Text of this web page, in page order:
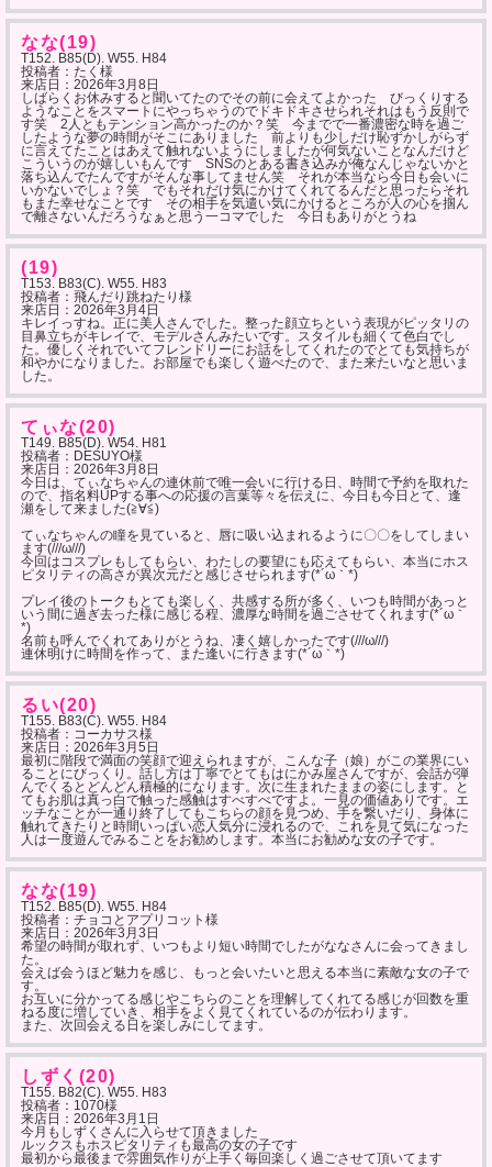
なな(19)
T152. B85(D). W55. H84
投稿者：たく様
来店日： 2026年3月8日
しばらくお休みすると聞いてたのでその前に会えてよかった びっくりする
ようなことをスマートにやっちゃうのでドキドキさせられそれはもう反則で
す笑 2人ともテンション高かったのか？笑 今までで一番濃密な時を過ご
したような夢の時間がそこにありました 前よりも少しだけ恥ずかしがらず
に言えてたことはあえて触れないようにしましたが何気ないことなんだけど
こういうのが嬉しいもんです SNSのとある書き込みが俺なんじゃないかと
落ち込んでたんですがそんな事してません笑 それが本当なら今日も会いに
いかないでしょ？笑 でもそれだけ気にかけてくれてるんだと思ったらそれ
もまた幸せなことです その相手を気遣い気にかけるところが人の心を掴ん
で離さないんだろうなぁと思う一コマでした 今日もありがとうね
(19)
T153. B83(C). W55. H83
投稿者：飛んだり跳ねたり様
来店日： 2026年3月4日
キレイっすね。正に美人さんでした。整った顔立ちという表現がピッタリの
目鼻立ちがキレイで、モデルさんみたいです。スタイルも細くて色白でし
た。優しくそれでいてフレンドリーにお話をしてくれたのでとても気持ちが
和やかになりました。お部屋でも楽しく遊べたので、また来たいなと思いま
した。
てぃな(20)
T149. B85(D). W54. H81
投稿者：DESUYO様
来店日： 2026年3月8日
今日は、てぃなちゃんの連休前で唯一会いに行ける日、時間で予約を取れた
ので、指名料UPする事への応援の言葉等々を伝えに、今日も今日とて、逢
瀬をして来ました(≧∀≦)
てぃなちゃんの瞳を見ていると、唇に吸い込まれるように〇〇をしてしまい
ます(///ω///)
今回はコスプレもしてもらい、わたしの要望にも応えてもらい、本当にホス
ピタリティの高さが異次元だと感じさせられます(*´ω｀*)
プレイ後のトークもとても楽しく、共感する所が多く、いつも時間があっと
いう間に過ぎ去った様に感じる程、濃厚な時間を過ごさせてくれます(*´ω｀
*)
名前も呼んでくれてありがとうね、凄く嬉しかったです(///ω///)
連休明けに時間を作って、また逢いに行きます(*´ω｀*)
るい(20)
T155. B83(C). W55. H84
投稿者：コーカサス様
来店日： 2026年3月5日
最初に階段で満面の笑顔で迎えられますが、こんな子（娘）がこの業界にい
ることにびっくり。話し方は丁寧でとてもはにかみ屋さんですが、会話が弾
んでくるとどんどん積極的になります。次に生まれたままの姿にします。と
てもお肌は真っ白で触った感触はすべすべですよ。一見の価値ありです。エ
ッチなことが一通り終了してもこちらの顔を見つめ、手を繋いだり、身体に
触れてきたりと時間いっぱい恋人気分に浸れるので、これを見て気になった
人は一度遊んでみることをお勧めします。本当にお勧めな女の子です。
なな(19)
T152. B85(D). W55. H84
投稿者：チョコとアプリコット様
来店日： 2026年3月3日
希望の時間が取れず、いつもより短い時間でしたがななさんに会ってきまし
た。
会えば会うほど魅力を感じ、もっと会いたいと思える本当に素敵な女の子で
す。
お互いに分かってる感じやこちらのことを理解してくれてる感じが回数を重
ねる度に増していき、相手をよく見てくれているのが伝わります。
また、次回会える日を楽しみにしてます。
しずく(20)
T155. B82(C). W55. H83
投稿者：1070様
来店日： 2026年3月1日
今月もしずくさんに入らせて頂きました
ルックスもホスピタリティも最高の女の子です
最初から最後まで雰囲気作りが上手く毎回楽しく過ごさせて頂いてます